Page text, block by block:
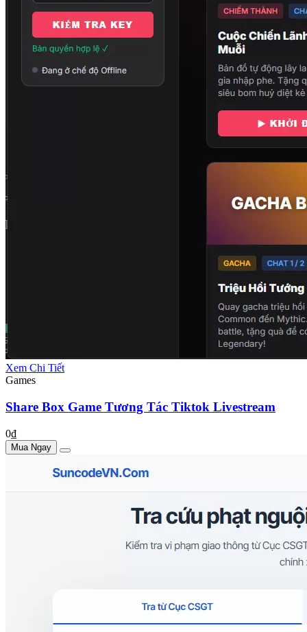
Xem Chi Tiết
Games
Share Box Game Tương Tác Tiktok Livestream
0₫
Mua Ngay